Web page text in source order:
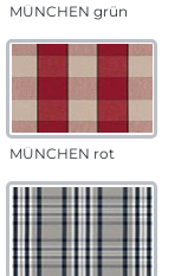
MÜNCHEN grün
MÜNCHEN rot